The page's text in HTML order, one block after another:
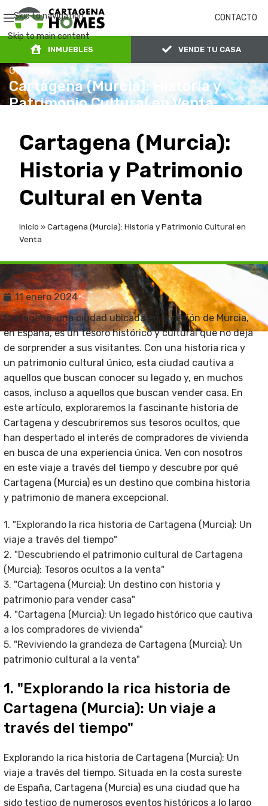
Skip to navigation
Skip to main content
CONTACTO
INMUEBLES VENDE TU CASA
Consejos
Cartagena (Murcia): Historia y
Patrimonio Cultural en Venta
Cartagena (Murcia):
Historia y Patrimonio
Cultural en Venta
Inicio »Cartagena (Murcia): Historia y Patrimonio Cultural en
Venta
11 enero 2024
Cartagena, una ciudad ubicada en la región de Murcia,
en España, es un tesoro histórico y cultural que no deja
de sorprender a sus visitantes. Con una historia rica y
un patrimonio cultural único, esta ciudad cautiva a
aquellos que buscan conocer su legado y, en muchos
casos, incluso a aquellos que buscan vender casa. En
este artículo, exploraremos la fascinante historia de
Cartagena y descubriremos sus tesoros ocultos, que
han despertado el interés de compradores de vivienda
en busca de una experiencia única. Ven con nosotros
en este viaje a través del tiempo y descubre por qué
Cartagena (Murcia) es un destino que combina historia
y patrimonio de manera excepcional.
1. "Explorando la rica historia de Cartagena (Murcia): Un
viaje a través del tiempo"
2. "Descubriendo el patrimonio cultural de Cartagena
(Murcia): Tesoros ocultos a la venta"
3. "Cartagena (Murcia): Un destino con historia y
patrimonio para vender casa"
4. "Cartagena (Murcia): Un legado histórico que cautiva
a los compradores de vivienda"
5. "Reviviendo la grandeza de Cartagena (Murcia): Un
patrimonio cultural a la venta"
1. "Explorando la rica historia de
Cartagena (Murcia): Un viaje a
través del tiempo"
Explorando la rica historia de Cartagena (Murcia): Un
viaje a través del tiempo. Situada en la costa sureste
de España, Cartagena (Murcia) es una ciudad que ha
sido testigo de numerosos eventos históricos a lo largo